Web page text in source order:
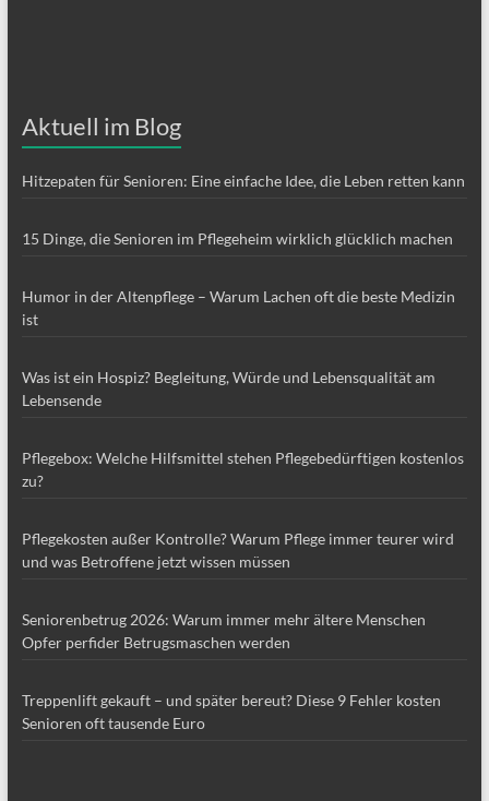
Aktuell im Blog
Hitzepaten für Senioren: Eine einfache Idee, die Leben retten kann
15 Dinge, die Senioren im Pflegeheim wirklich glücklich machen
Humor in der Altenpflege – Warum Lachen oft die beste Medizin
ist
Was ist ein Hospiz? Begleitung, Würde und Lebensqualität am
Lebensende
Pflegebox: Welche Hilfsmittel stehen Pflegebedürftigen kostenlos
zu?
Pflegekosten außer Kontrolle? Warum Pflege immer teurer wird
und was Betroffene jetzt wissen müssen
Seniorenbetrug 2026: Warum immer mehr ältere Menschen
Opfer perfider Betrugsmaschen werden
Treppenlift gekauft – und später bereut? Diese 9 Fehler kosten
Senioren oft tausende Euro